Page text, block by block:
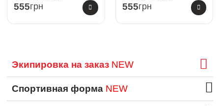
555грн 555грн
Экипировка на заказ NEW
Спортивная форма NEW